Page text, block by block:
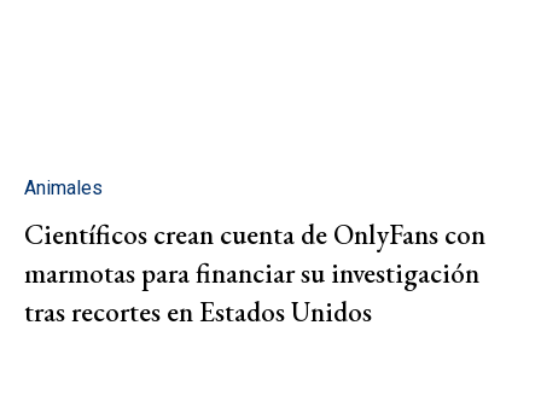
Animales
Científicos crean cuenta de OnlyFans con
marmotas para financiar su investigación
tras recortes en Estados Unidos